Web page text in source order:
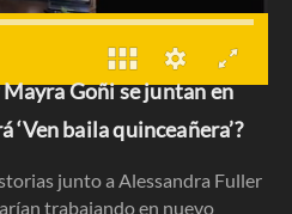
Goñi se juntan en
baila quinceañera’?
junto a Alessandra Fuller
trabajando en nuevo